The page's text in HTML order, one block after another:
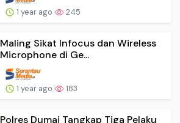
1 year ago 245
Maling Sikat Infocus dan Wireless
Microphone di Ge...
1 year ago 183
Polres Dumai Tangkap Tiga Pelaku